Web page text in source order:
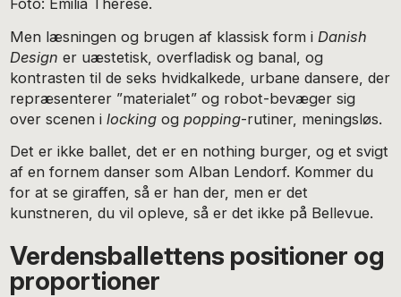
Men læsningen og brugen af klassisk form i Danish
Design er uæstetisk, overfladisk og banal, og
kontrasten til de seks hvidkalkede, urbane dansere, der
repræsenterer ”materialet” og robot-bevæger sig
over scenen ilocking ogpopping-rutiner, meningsløs.
Det er ikke ballet, det er en nothing burger, og et svigt
af en fornem danser som Alban Lendorf. Kommer du
for at se giraffen, så er han der, men er det
kunstneren, du vil opleve, så er det ikke på Bellevue.
Verdensballettens positioner og
proportioner